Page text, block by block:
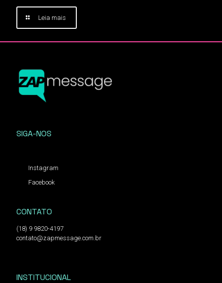
Leia mais
SIGA-NOS
Instagram
Facebook
CONTATO
(18) 9 9820-4197
contato@zapmessage.com.br
INSTITUCIONAL